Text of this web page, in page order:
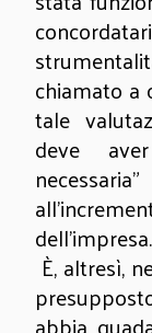
chiamato a
tale
deve
dell'impresa.
È, altresì,